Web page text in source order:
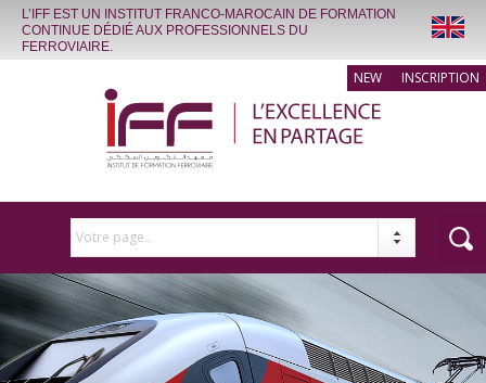
L’IFF EST UN INSTITUT FRANCO-MAROCAIN DE FORMATION
CONTINUE DÉDIÉ AUX PROFESSIONNELS DU
FERROVIAIRE.
INSCRIPTION
Votre page..